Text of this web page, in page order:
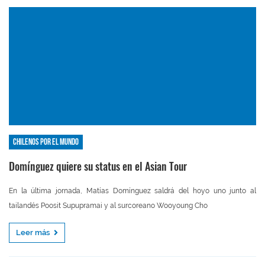
Chilenos por el mundo
Domínguez quiere su status en el Asian Tour
En la última jornada, Matías Domínguez saldrá del hoyo uno junto al
tailandés Poosit Supupramai y al surcoreano Wooyoung Cho
Leer más